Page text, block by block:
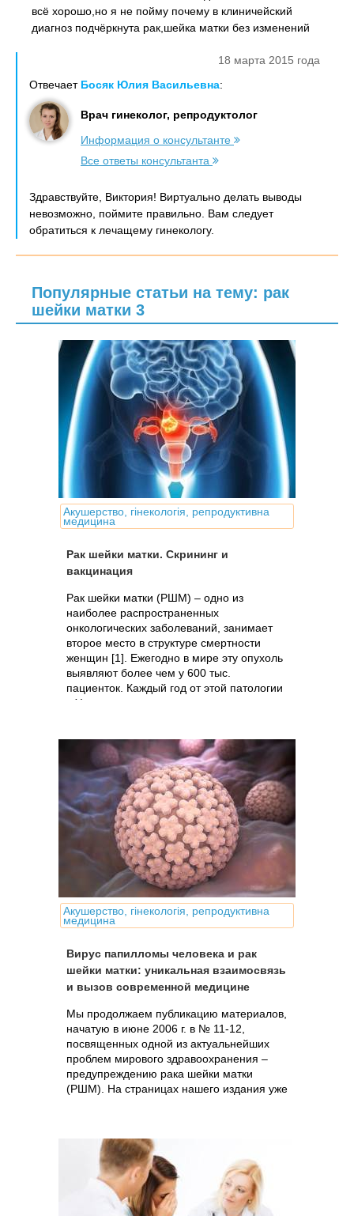
всё хорошо,но я не пойму почему в клиничейский
диагноз подчёркнута рак,шейка матки без изменений
18 марта 2015 года
Отвечает Босяк Юлия Васильевна:
Врач гинеколог, репродуктолог
Информация о консультанте
Все ответы консультанта
Здравствуйте, Виктория! Виртуально делать выводы
невозможно, поймите правильно. Вам следует
обратиться к лечащему гинекологу.
Популярные статьи на тему: рак
шейки матки 3
Акушерство, гінекологія, репродуктивна
медицина
Рак шейки матки. Скрининг и
вакцинация
Рак шейки матки (РШМ) – одно из
наиболее распространенных
онкологических заболеваний, занимает
второе место в структуре смертности
женщин [1]. Ежегодно в мире эту опухоль
выявляют более чем у 600 тыс.
пациенток. Каждый год от этой патологии
в Украине...
Акушерство, гінекологія, репродуктивна
медицина
Вирус папилломы человека и рак
шейки матки: уникальная взаимосвязь
и вызов современной медицине
Мы продолжаем публикацию материалов,
начатую в июне 2006 г. в № 11-12,
посвященных одной из актуальнейших
проблем мирового здравоохранения –
предупреждению рака шейки матки
(РШМ). На страницах нашего издания уже